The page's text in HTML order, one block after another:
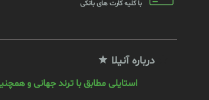
با کلیه کارت های بانکی
درباره آنیلا
استایلی مطابق با ترند جهانی و